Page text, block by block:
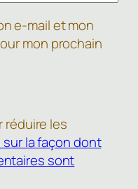
e-mail et mon
mon prochain
réduire les
sur la façon dont
sont